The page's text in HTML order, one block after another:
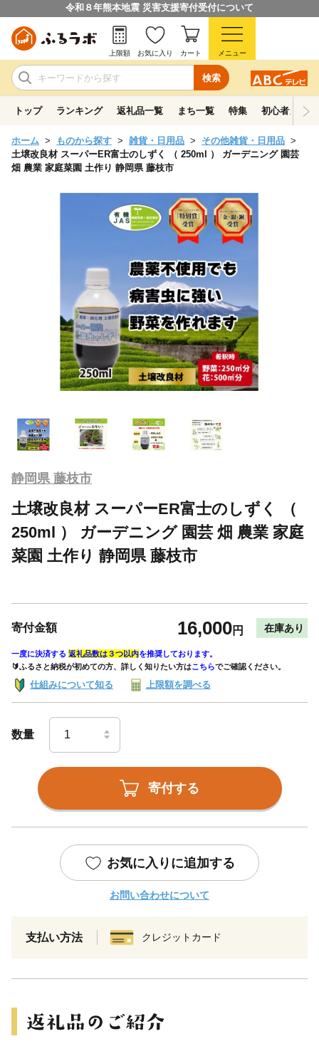
令和８年熊本地震 災害支援寄付受付について
検索
上限額 お気に入り カート メニュー
トップ ランキング 返礼品一覧 まち一覧 特集 初心者ガイド
ホーム ものから探す 雑貨・日用品
その他雑貨・日用品
土壌改良材 スーパーER富士のしずく （ 250ml ） ガーデニング 園芸
畑 農業 家庭菜園 土作り 静岡県 藤枝市
静岡県 藤枝市
土壌改良材 スーパーER富士のしずく （
250ml ） ガーデニング 園芸 畑 農業 家庭
菜園 土作り 静岡県 藤枝市
寄付金額 16,000円 在庫あり
一度に決済する 返礼品数は３つ以内を推奨しております。
🔰ふるさと納税が初めての方、詳しく知りたい方はこちらでご確認ください。
仕組みについて知る 上限額を調べる
数量
寄付する
お気に入りに追加する
お問い合わせについて
支払い方法 クレジットカード